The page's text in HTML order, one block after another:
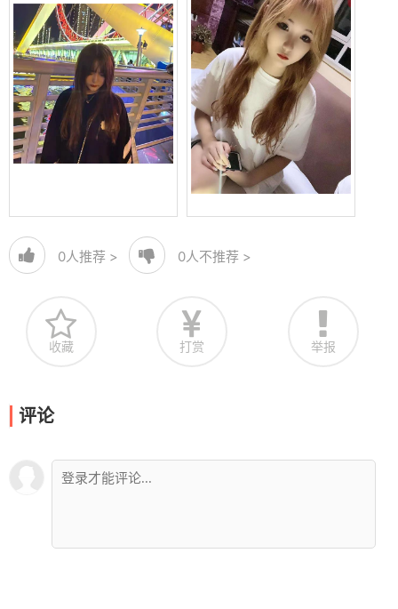
0人推荐 > 0人不推荐 >
收藏 打赏 举报
评论